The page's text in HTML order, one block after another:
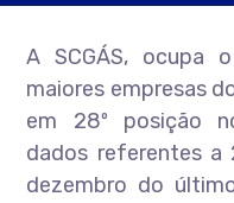
A SCGÁS, ocupa
maiores empresas
em 28º posição
dados referentes a
dezembro do